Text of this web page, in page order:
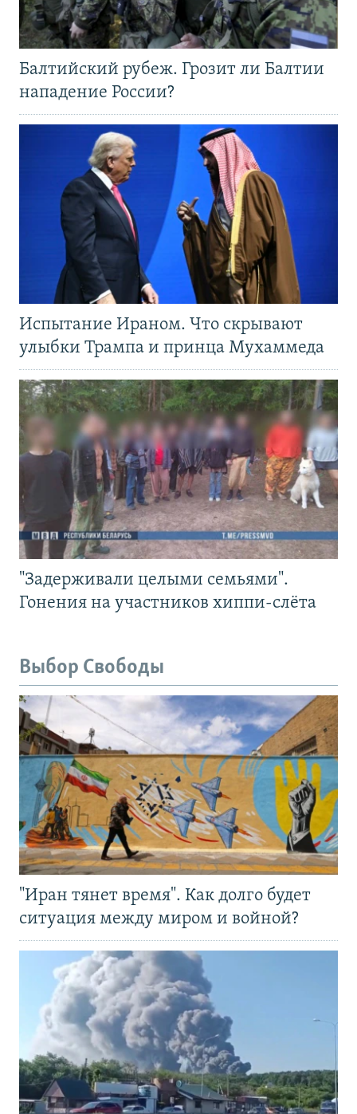
Балтийский рубеж. Грозит ли Балтии
нападение России?
Испытание Ираном. Что скрывают
улыбки Трампа и принца Мухаммеда
"Задерживали целыми семьями".
Гонения на участников хиппи-слёта
Выбор Свободы
"Иран тянет время". Как долго будет
ситуация между миром и войной?